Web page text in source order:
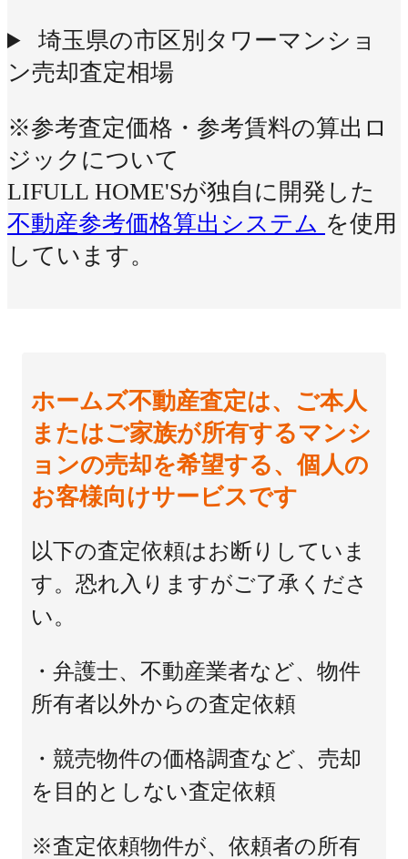
埼玉県の市区別タワーマンショ
ン売却査定相場
※参考査定価格・参考賃料の算出ロ
ジックについて
LIFULL HOME'Sが独自に開発した
不動産参考価格算出システム を使用
しています。
ホームズ不動産査定は、ご本人
またはご家族が所有するマンシ
ョンの売却を希望する、個人の
お客様向けサービスです
以下の査定依頼はお断りしていま
す。恐れ入りますがご了承くださ
い。
・弁護士、不動産業者など、物件
所有者以外からの査定依頼
・競売物件の価格調査など、売却
を目的としない査定依頼
※査定依頼物件が、依頼者の所有